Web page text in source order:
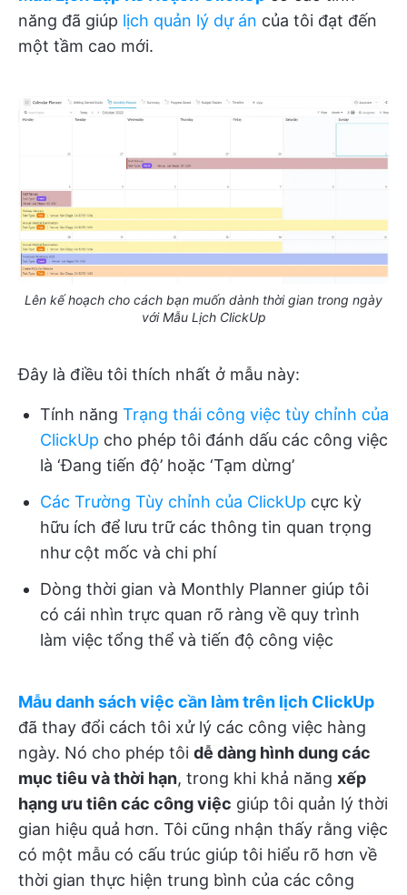
năng đã giúp lịch quản lý dự án của tôi đạt đến
một tầm cao mới.
Lên kế hoạch cho cách bạn muốn dành thời gian trong ngày
với Mẫu Lịch ClickUp
Đây là điều tôi thích nhất ở mẫu này:
Tính năng Trạng thái công việc tùy chỉnh của
ClickUp cho phép tôi đánh dấu các công việc
là ‘Đang tiến độ’ hoặc ‘Tạm dừng’
Các Trường Tùy chỉnh của ClickUp cực kỳ
hữu ích để lưu trữ các thông tin quan trọng
như cột mốc và chi phí
Dòng thời gian và Monthly Planner giúp tôi
có cái nhìn trực quan rõ ràng về quy trình
làm việc tổng thể và tiến độ công việc
Mẫu danh sách việc cần làm trên lịch ClickUp
đã thay đổi cách tôi xử lý các công việc hàng
ngày. Nó cho phép tôi dễ dàng hình dung các
mục tiêu và thời hạn, trong khi khả năng xếp
hạng ưu tiên các công việc giúp tôi quản lý thời
gian hiệu quả hơn. Tôi cũng nhận thấy rằng việc
có một mẫu có cấu trúc giúp tôi hiểu rõ hơn về
thời gian thực hiện trung bình của các công